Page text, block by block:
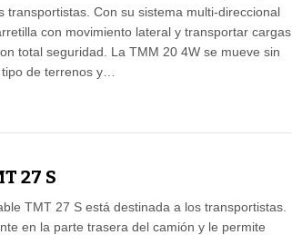
transportistas. Con su sistema multi-direccional
con movimiento lateral y transportar cargas
total seguridad. La TMM 20 4W se mueve sin
de terrenos y…
27 S
TMT 27 S está destinada a los transportistas.
en la parte trasera del camión y le permite